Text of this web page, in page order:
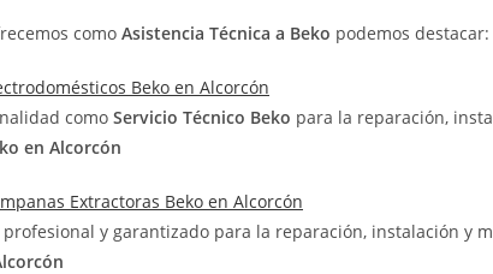
como Asistencia Técnica a Beko podemos destacar:
Beko en Alcorcón
como Servicio Técnico Beko para la reparación,
en Alcorcón
Extractoras Beko en Alcorcón
profesional y garantizado para la reparación, instalación y